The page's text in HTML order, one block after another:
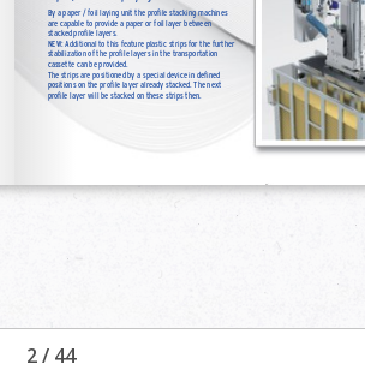
2/ 44